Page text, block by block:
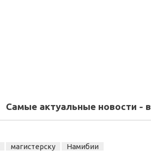
Самые актуальные новости - в
магистерску Намибии